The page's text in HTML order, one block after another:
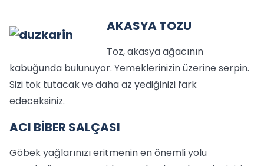
AKASYA TOZU
Toz, akasya ağacının
kabuğunda bulunuyor. Yemeklerinizin üzerine serpin.
Sizi tok tutacak ve daha az yediğinizi fark
edeceksiniz.
ACI BİBER SALÇASI
Göbek yağlarınızı eritmenin en önemli yolu